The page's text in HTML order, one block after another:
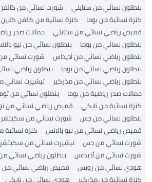
من ستايلي
شورت نسائي من كالفن كلاين
من بوما
كنزة نسائية من كالفن كلاين
نسائي من ستايلي
حمالات صدر رياضية من
من بوما
بنطلون نسائي من نيو بالانس
نسائي من أديداس
شورت نسائي من مذركير
نسائي من بوما
بنطلون رياضي نسائي من جس
نسائي من مذركير
تيشيرت نسائي من بوما
رياضية من بوما
بنطلون نسائي من تومي هيلفيغر
من نايكي
قميص رياضي نسائي من تومي
من جس
شورت نسائي من سكيتشرز
نسائي من نيو بالانس
كنزة نسائية من سكيتشرز
من جس
تيشيرت نسائي من سكيتشرز
من أديداس
بنطلون رياضي نسائي من أمريكان
من رويس
قميص رياضي نسائي من سكيتشرز
من مذركير
هودي نسائي من نايكي